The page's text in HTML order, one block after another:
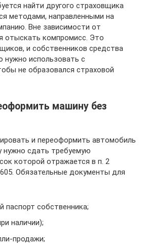
найти другого страховщика
методами, направленными на
Вне зависимости от
отыскать компромисс. Это
и собственников средства
нужно использовать с
не образовался страховой
машину без
и переоформить автомобиль
сдать требуемую
которой отражается в п. 2
Обязательные документы для
паспорт собственника;
наличии);
продажи;